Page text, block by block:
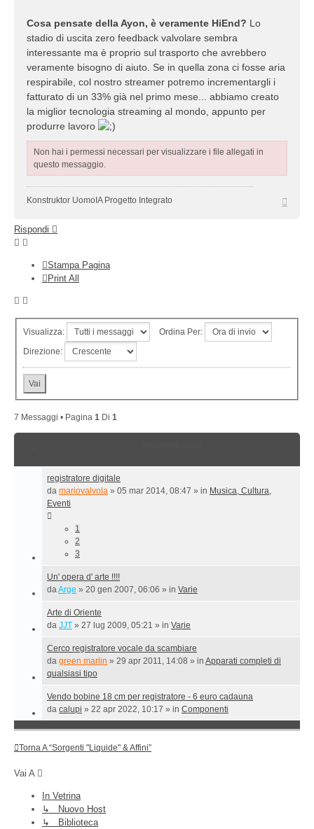
Cosa pensate della Ayon, è veramente HiEnd? Lo
stadio di uscita zero feedback valvolare sembra
interessante ma è proprio sul trasporto che avrebbero
veramente bisogno di aiuto. Se in quella zona ci fosse aria
respirabile, col nostro streamer potremo incrementargli i
fatturato di un 33% già nel primo mese... abbiamo creato
la miglior tecnologia streaming al mondo, appunto per
produrre lavoro
Non hai i permessi necessari per visualizzare i file allegati in
questo messaggio.
Konstruktor UomoIA Progetto Integrato
Rispondi
Stampa Pagina
Print All
Visualizza:
Ordina Per:
Direzione:
7 Messaggi • Pagina 1 Di 1
registratore digitale
da mariovalvola » 05 mar 2014, 08:47 » in Musica, Cultura,
Eventi
1
2
3
Un' opera d' arte !!!!
da Arge » 20 gen 2007, 06:06 » in Varie
Arte di Oriente
da JJT » 27 lug 2009, 05:21 » in Varie
Cerco registratore vocale da scambiare
da green marlin » 29 apr 2011, 14:08 » in Apparati completi di
qualsiasi tipo
Vendo bobine 18 cm per registratore - 6 euro cadauna
da calupi » 22 apr 2022, 10:17 » in Componenti
Torna A “Sorgenti "liquide" & Affini”
Vai A
In Vetrina
↳ Nuovo Host
↳ Biblioteca